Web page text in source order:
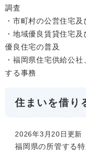
調査
・市町村の公営住宅
・地域優良賃貸住宅
優良住宅の普及
・福岡県住宅供給公
する事務
住まいを借り
2026年3月20日更新
福岡県の所管する